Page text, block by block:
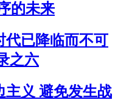
的未来
代已降临而不可
之六
主义 避免发生战